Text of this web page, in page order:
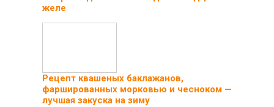
желе
Рецепт квашеных баклажанов,
фаршированных морковью и чесноком —
лучшая закуска на зиму